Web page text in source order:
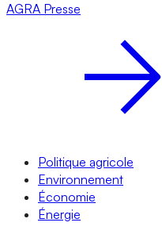
AGRA Presse
Politique agricole
Environnement
Économie
Énergie